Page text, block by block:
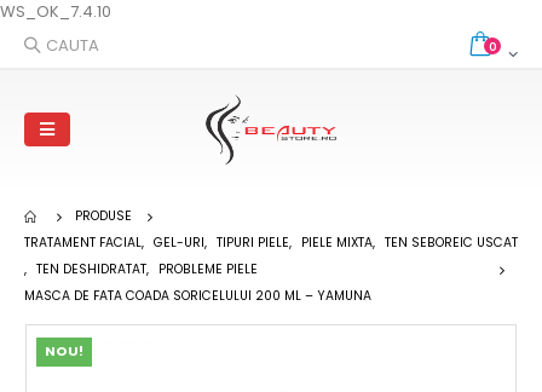
WS_OK_7.4.10
CAUTA
0
PRODUSE
TRATAMENT FACIAL, GEL-URI, TIPURI PIELE, PIELE MIXTA, TEN SEBOREIC USCAT
, TEN DESHIDRATAT, PROBLEME PIELE
MASCA DE FATA COADA SORICELULUI 200 ML – YAMUNA
NOU!